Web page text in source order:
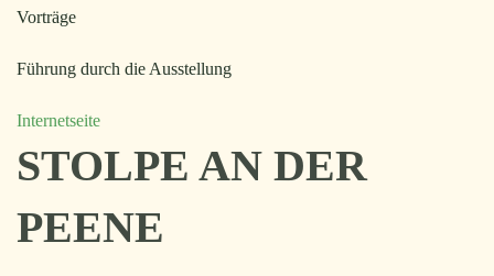
Vorträge
Führung durch die Ausstellung
Internetseite
STOLPE AN DER
PEENE